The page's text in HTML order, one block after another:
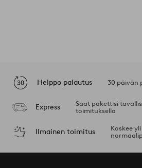
Helppo palautus 30 päivän
Express
Saat pakettisi
toimituksella
Ilmainen toimitus
Koskee